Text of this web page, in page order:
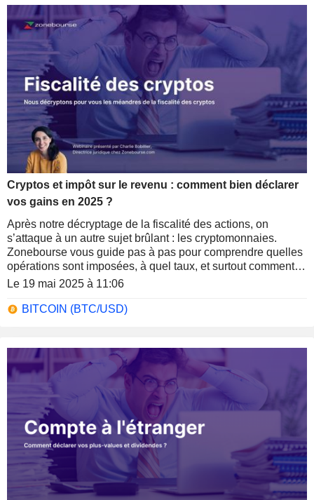
Cryptos et impôt sur le revenu : comment bien déclarer
vos gains en 2025 ?
Après notre décryptage de la fiscalité des actions, on
s’attaque à un autre sujet brûlant : les cryptomonnaies.
Zonebourse vous guide pas à pas pour comprendre quelles
opérations sont imposées, à quel taux, et surtout comment
optimiser votre déclaration.
Le 19 mai 2025 à 11:06
BITCOIN (BTC/USD)